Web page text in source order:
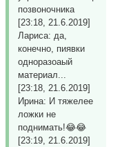
позвоночника
[23:18, 21.6.2019]
Лариса: да,
конечно, пиявки
одноразоаый
материал...
[23:18, 21.6.2019]
Ирина: И тяжелее
ложки не
поднимать!😂😂
[23:19, 21.6.2019]